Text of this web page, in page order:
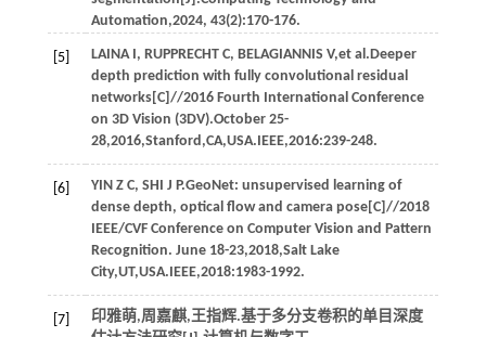
Automation,2024, 43(2):170-176.
[5] LAINA I, RUPPRECHT C, BELAGIANNIS V,et al .Deeper
depth prediction with fully convolutional residual
networks[C]//2016 Fourth International Conference
on 3D Vision (3DV).October 25-
28,2016,Stanford,CA,USA.IEEE,2016:239-248.
[6] YIN Z C, SHI J P.GeoNet: unsupervised learning of
dense depth, optical flow and camera pose[C]//2018
IEEE/CVF Conference on Computer Vision and Pattern
Recognition. June 18-23,2018,Salt Lake
City,UT,USA.IEEE,2018:1983-1992.
[7]
印雅萌,周嘉麒,王指辉.基于多分支卷积的单目深度